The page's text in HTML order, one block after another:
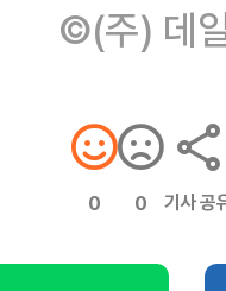
©(주) 데
0 0 기사 공